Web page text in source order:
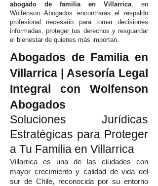
abogado de familia en Villarrica, en
Wolfenson Abogados encontrarás el respaldo
profesional necesario para tomar decisiones
informadas, proteger tus derechos y resguardar
el bienestar de quienes más importan.
Abogados de Familia en
Villarrica | Asesoría Legal
Integral con Wolfenson
Abogados
Soluciones Jurídicas
Estratégicas para Proteger
a Tu Familia en Villarrica
Villarrica es una de las ciudades con
mayor crecimiento y calidad de vida del
sur de Chile, reconocida por su entorno